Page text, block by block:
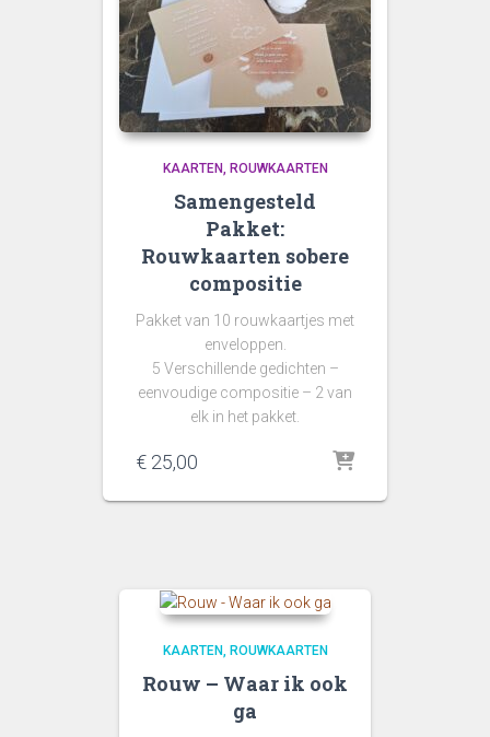
KAARTEN ROUWKAARTEN
Samengesteld
Pakket:
Rouwkaarten sobere
compositie
Pakket van 10 rouwkaartjes met
enveloppen.
5 Verschillende gedichten –
eenvoudige compositie – 2 van
elk in het pakket.
€ 25,00
KAARTEN ROUWKAARTEN
Rouw – Waar ik ook
ga